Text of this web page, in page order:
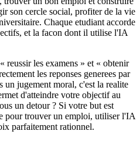
son cercle social, profiter de la vie
Chaque etudiant accorde
et la facon dont il utilise l'IA
reussir les examens » et « obtenir
les reponses generees par
un jugement moral, c'est la realite
d'atteindre votre objectif au
un detour ? Si votre but est
pour trouver un emploi, utiliser l'IA
parfaitement rationnel.